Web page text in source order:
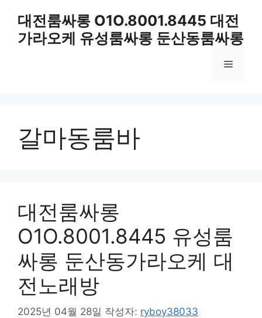
대전룸싸롱 O1O.8001.8445 대전
가라오케 유성룸싸롱 둔산동룸싸롱
메
갈마동룸바
대전룸싸롱
O1O.8001.8445 유성룸
싸롱 둔산동가라오케 대
전노래방
2025년 04월 28일 작성자: ryboy38033